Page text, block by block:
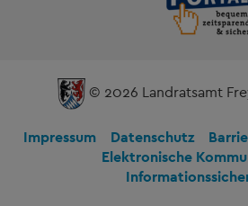
© 2026 Landratsamt
Impressum Datenschutz
Elektronische